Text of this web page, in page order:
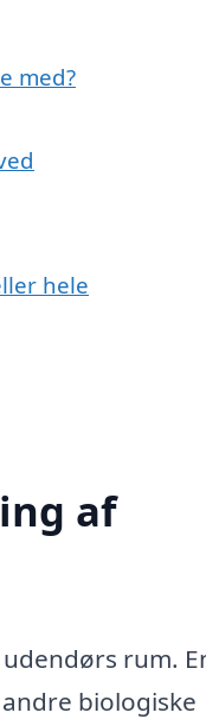
med?
hele
af
rum.
biologiske